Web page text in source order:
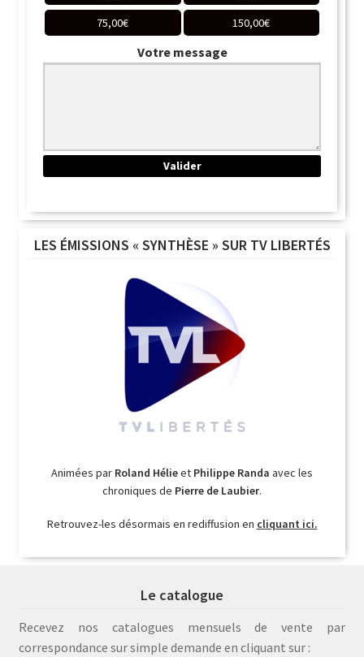
75,00€ 150,00€
Votre message
LES ÉMISSIONS « SYNTHÈSE » SUR TV LIBERTÉS
Animées par Roland Hélieet Philippe Randa avec les
chroniques de Pierre de Laubier.
Retrouvez-les désormais en rediffusion en cliquant ici.
Le catalogue
Recevez nos catalogues mensuels de vente par
correspondance sur simple demande en cliquant sur :